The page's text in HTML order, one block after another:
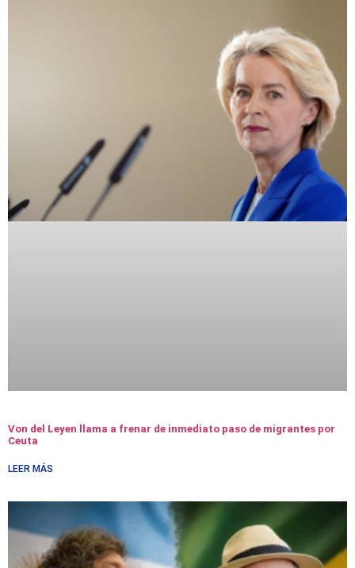
Von del Leyen llama a frenar de inmediato paso de migrantes por
Ceuta
LEER MÁS